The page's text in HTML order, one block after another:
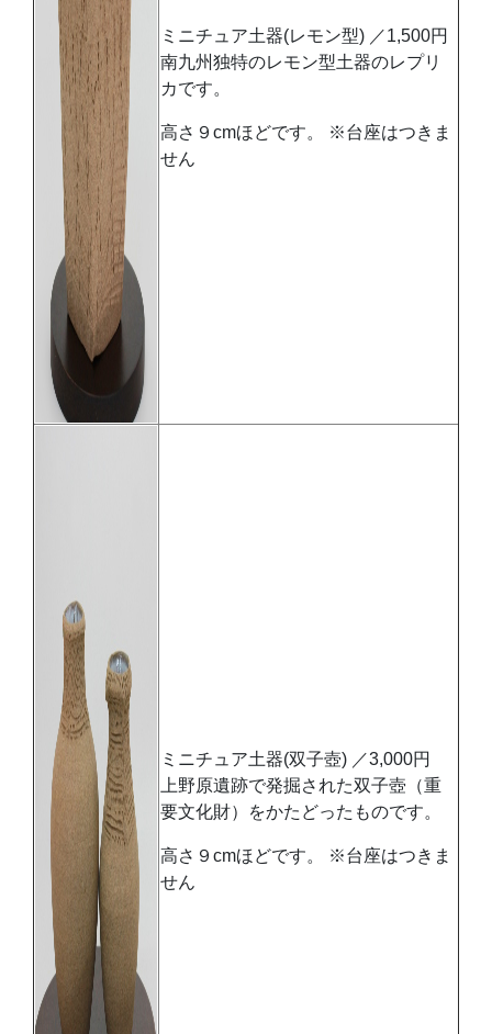
ミニチュア土器(レモン型) ／1,500円
南九州独特のレモン型土器のレプリ
カです。
高さ９cmほどです。 ※台座はつきま
せん
ミニチュア土器(双子壺) ／3,000円
上野原遺跡で発掘された双子壺（重
要文化財）をかたどったものです。
高さ９cmほどです。 ※台座はつきま
せん